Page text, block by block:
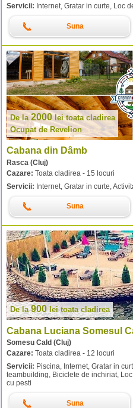
Servicii: Internet, Gratar in curte, Loc
Suna
De la2000leitoata cladirea
Ocupat de Revelion
Cabana din Dâmb
Rasca (Cluj)
Cazare: Toata cladirea - 15 locuri
Servicii: Internet, Gratar in curte,
Suna
De la900leitoata cladirea
Cabana Luciana Somesul
Somesu Cald (Cluj)
Cazare: Toata cladirea - 12 locuri
Servicii: Piscina, Internet, Gratar in
teambuilding, Biciclete de inchiriat,
cu pesti
Suna